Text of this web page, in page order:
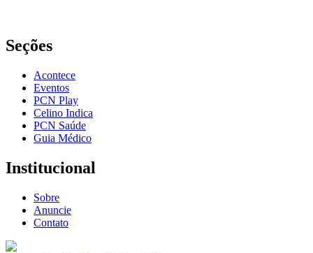
Seções
Acontece
Eventos
PCN Play
Celino Indica
PCN Saúde
Guia Médico
Institucional
Sobre
Anuncie
Contato